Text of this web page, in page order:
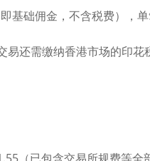
即基础佣金，不含税费），
易还需缴纳香港市场的印花